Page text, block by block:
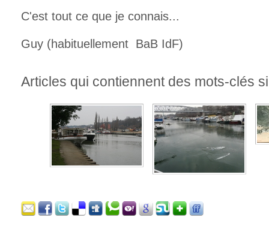
C'est tout ce que je connais...
Guy (habituellement BaB IdF)
Articles qui contiennent des mots-clés